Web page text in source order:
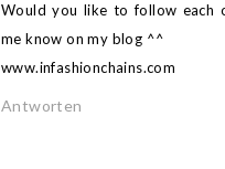
Would you like to follow each
me know on my blog ^^
www.infashionchains.com
Antworten